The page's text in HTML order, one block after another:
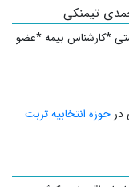
تیمنکی
*کارشناس بیمه *عضو
در حوزه انتخابیه تربت